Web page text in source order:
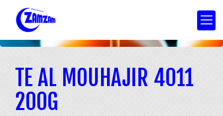
TE AL MOUHAJIR 4011
200G